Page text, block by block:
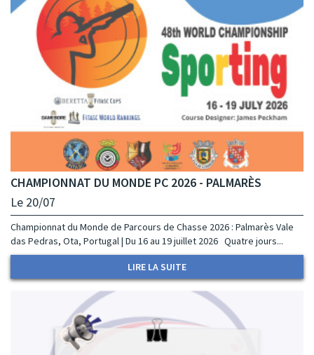
CHAMPIONNAT DU MONDE PC 2026 - PALMARÈS
Le 20/07
Championnat du Monde de Parcours de Chasse 2026 : Palmarès Vale
das Pedras, Ota, Portugal | Du 16 au 19 juillet 2026 Quatre jours...
LIRE LA SUITE